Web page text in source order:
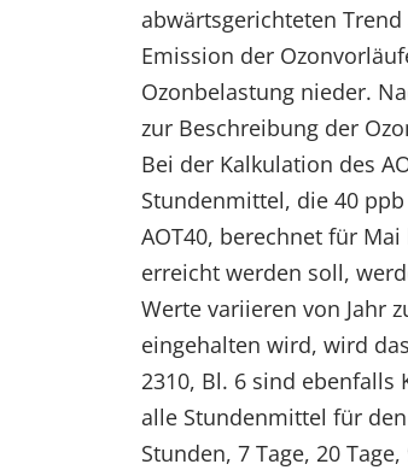
abwärtsgerichteten
Emission der
Ozonbelastung nieder.
zur Beschreibung der
Bei der Kalkulation des
Stundenmittel, die 40
AOT40, berechnet für
erreicht werden soll,
Werte variieren von Jahr
eingehalten wird, wird
2310, Bl. 6 sind ebenfalls
alle Stundenmittel für
Stunden, 7 Tage, 20
EXTERNE MEDIEN
Um Inhalte von Videoplattformen und
Plattformen anzeigen zu können,
YouTube
Vimeo